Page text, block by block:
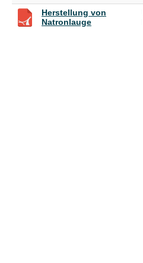
Herstellung von
Natronlauge